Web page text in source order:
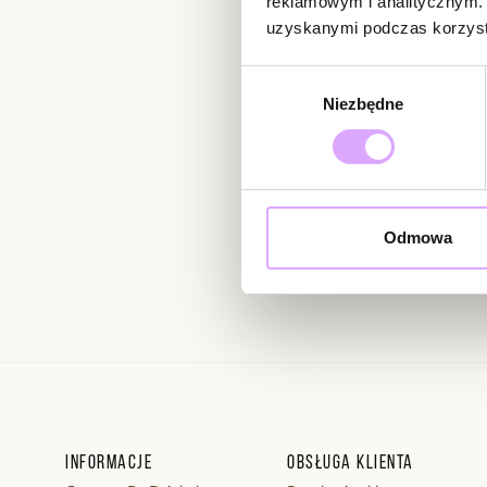
uzyskanymi podczas
Niezbędne
Odmowa
Wprowadzając i
Informacje Obsługa klienta